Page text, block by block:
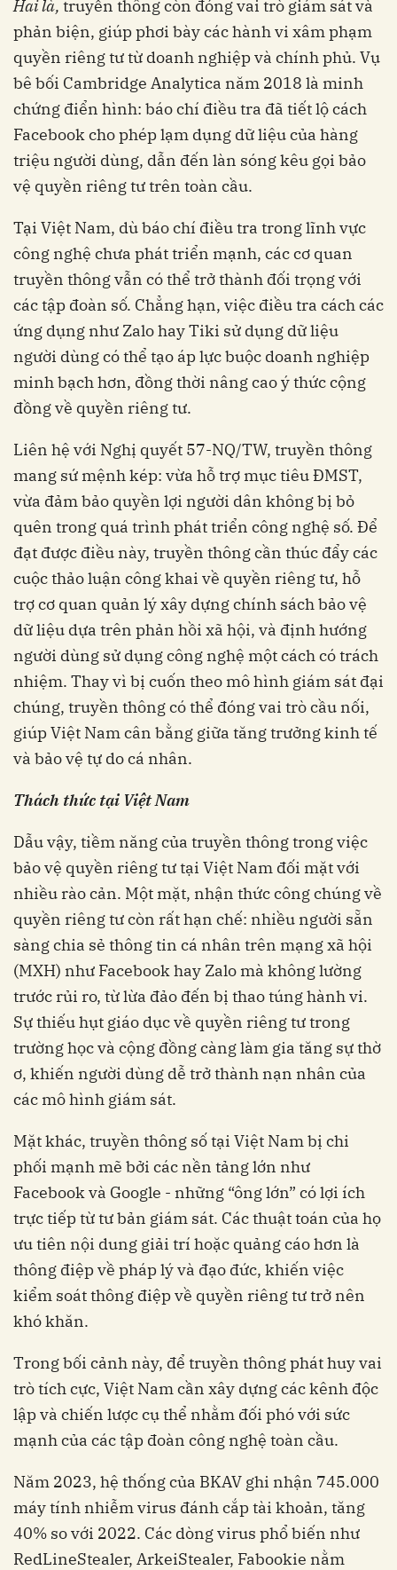
Hai là, truyền thông còn đóng vai trò giám sát và
phản biện, giúp phơi bày các hành vi xâm phạm
quyền riêng tư từ doanh nghiệp và chính phủ. Vụ
bê bối Cambridge Analytica năm 2018 là minh
chứng điển hình: báo chí điều tra đã tiết lộ cách
Facebook cho phép lạm dụng dữ liệu của hàng
triệu người dùng, dẫn đến làn sóng kêu gọi bảo
vệ quyền riêng tư trên toàn cầu.
Tại Việt Nam, dù báo chí điều tra trong lĩnh vực
công nghệ chưa phát triển mạnh, các cơ quan
truyền thông vẫn có thể trở thành đối trọng với
các tập đoàn số. Chẳng hạn, việc điều tra cách các
ứng dụng như Zalo hay Tiki sử dụng dữ liệu
người dùng có thể tạo áp lực buộc doanh nghiệp
minh bạch hơn, đồng thời nâng cao ý thức cộng
đồng về quyền riêng tư.
Liên hệ với Nghị quyết 57-NQ/TW, truyền thông
mang sứ mệnh kép: vừa hỗ trợ mục tiêu ĐMST,
vừa đảm bảo quyền lợi người dân không bị bỏ
quên trong quá trình phát triển công nghệ số. Để
đạt được điều này, truyền thông cần thúc đẩy các
cuộc thảo luận công khai về quyền riêng tư, hỗ
trợ cơ quan quản lý xây dựng chính sách bảo vệ
dữ liệu dựa trên phản hồi xã hội, và định hướng
người dùng sử dụng công nghệ một cách có trách
nhiệm. Thay vì bị cuốn theo mô hình giám sát đại
chúng, truyền thông có thể đóng vai trò cầu nối,
giúp Việt Nam cân bằng giữa tăng trưởng kinh tế
và bảo vệ tự do cá nhân.
Thách thức tại Việt Nam
Dẫu vậy, tiềm năng của truyền thông trong việc
bảo vệ quyền riêng tư tại Việt Nam đối mặt với
nhiều rào cản. Một mặt, nhận thức công chúng về
quyền riêng tư còn rất hạn chế: nhiều người sẵn
sàng chia sẻ thông tin cá nhân trên mạng xã hội
(MXH) như Facebook hay Zalo mà không lường
trước rủi ro, từ lừa đảo đến bị thao túng hành vi.
Sự thiếu hụt giáo dục về quyền riêng tư trong
trường học và cộng đồng càng làm gia tăng sự thờ
ơ, khiến người dùng dễ trở thành nạn nhân của
các mô hình giám sát.
Mặt khác, truyền thông số tại Việt Nam bị chi
phối mạnh mẽ bởi các nền tảng lớn như
Facebook và Google - những “ông lớn” có lợi ích
trực tiếp từ tư bản giám sát. Các thuật toán của họ
ưu tiên nội dung giải trí hoặc quảng cáo hơn là
thông điệp về pháp lý và đạo đức, khiến việc
kiểm soát thông điệp về quyền riêng tư trở nên
khó khăn.
Trong bối cảnh này, để truyền thông phát huy vai
trò tích cực, Việt Nam cần xây dựng các kênh độc
lập và chiến lược cụ thể nhằm đối phó với sức
mạnh của các tập đoàn công nghệ toàn cầu.
Năm 2023, hệ thống của BKAV ghi nhận 745.000
máy tính nhiễm virus đánh cắp tài khoản, tăng
40% so với 2022. Các dòng virus phổ biến như
RedLineStealer, ArkeiStealer, Fabookie nằm